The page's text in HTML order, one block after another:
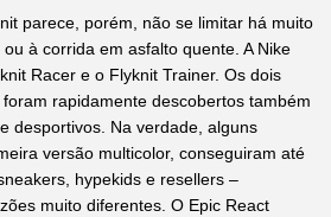
parece, porém, não se limitar há muito
à corrida em asfalto quente. A Nike
Racer e o Flyknit Trainer. Os dois
rapidamente descobertos também
desportivos. Na verdade, alguns
versão multicolor, conseguiram até
hypekids e resellers –
muito diferentes. O Epic React